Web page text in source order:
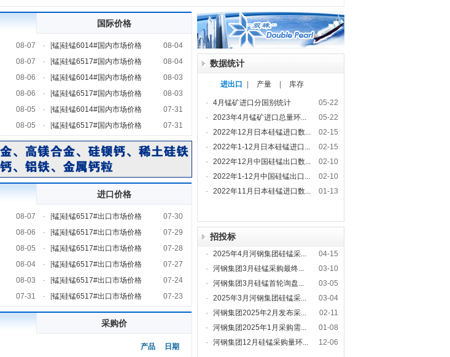
国际价格
08-07
08-07
08-06
08-06
08-05
08-05
· [锰]硅锰6014#国内市场价格
08-04
·
[锰]硅锰6517#国内市场价格
08-04
·
[锰]硅锰6014#国内市场价格
08-03
·
[锰]硅锰6517#国内市场价格
08-03
·
[锰]硅锰6014#国内市场价格
07-31
·
[锰]硅锰6517#国内市场价格 07-31
进口价格
08-07
08-06
08-05
08-04
08-03
07-31
· [锰]硅锰6517#出口市场价格
07-30
·
[锰]硅锰6517#出口市场价格
07-29
·
[锰]硅锰6517#出口市场价格
07-28
·
[锰]硅锰6517#出口市场价格
07-27
·
[锰]硅锰6517#出口市场价格
07-24
·
[锰]硅锰6517#出口市场价格 07-23
采购价
产品 日期
数据统计
进出口 产量 库存
· 4月锰矿进口分国别统计
05-22
·
2023年4月锰矿进口总量环...
05-22
·
2022年12月日本硅锰进口数...
02-15
·
2022年1-12月日本硅锰进口...
02-15
·
2022年12月中国硅锰出口数...
02-10
·
2022年1-12月中国硅锰出口...
02-10
·
2022年11月日本硅锰进口数... 01-13
招投标
· 2025年4月河钢集团硅锰采...
04-15
·
河钢集团3月硅锰采购最终...
03-10
·
河钢集团3月硅锰首轮询盘...
03-05
·
2025年3月河钢集团硅锰采...
03-04
·
河钢集团2025年2月发布采...
02-11
·
河钢集团2025年1月采购需...
01-08
·
河钢集团12月硅锰采购量环... 12-06